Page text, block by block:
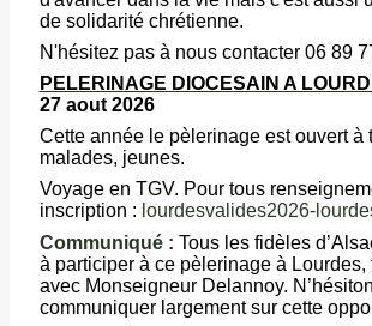
de solidarité chrétienne.
N'hésitez pas à nous contacter 06 89
PELERINAGE DIOCESAIN A
27 aout 2026
Cette année le pèlerinage est ouvert à
malades, jeunes.
Voyage en TGV. Pour tous
inscription : lourdesvalides2026-
Communiqué : Tous les fidèles
à participer à ce pèlerinage à Lourdes,
avec Monseigneur Delannoy.
communiquer largement sur cette